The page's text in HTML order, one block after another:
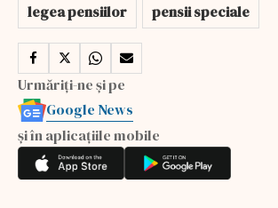
legea pensiilor
pensii speciale
Urmăriți-ne și pe
Google News
și în aplicațiile mobile